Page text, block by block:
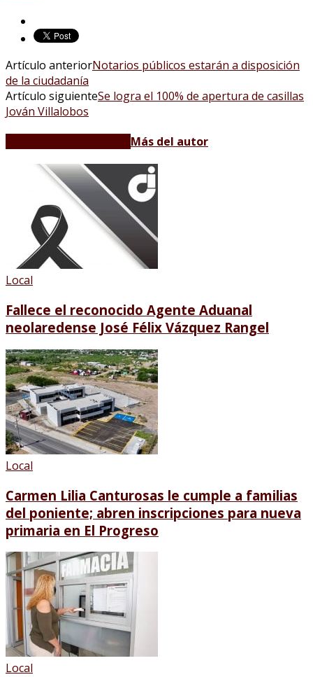
Artículo anteriorNotarios públicos estarán a disposición
de la ciudadanía
Artículo siguienteSe logra el 100% de apertura de casillas
Jován Villalobos
Más del autor
Local
Fallece el reconocido Agente Aduanal
neolaredense José Félix Vázquez Rangel
Local
Carmen Lilia Canturosas le cumple a familias
del poniente; abren inscripciones para nueva
primaria en El Progreso
Local